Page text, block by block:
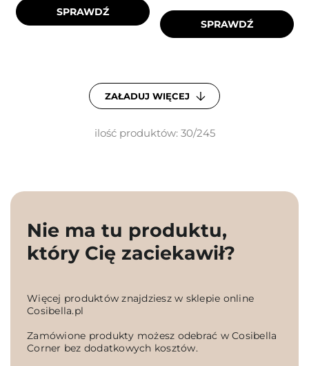
SPRAWDŹ
SPRAWDŹ
ZAŁADUJ WIĘCEJ
ilość produktów: 30/245
Nie ma tu produktu,
który Cię zaciekawił?
Więcej produktów znajdziesz w sklepie online
Cosibella.pl
Zamówione produkty możesz odebrać w Cosibella
Corner bez dodatkowych kosztów.